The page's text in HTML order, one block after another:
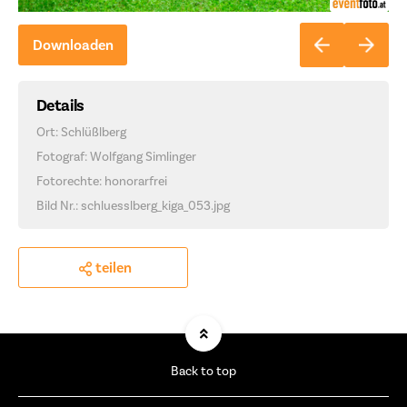
Downloaden
Details
Ort: Schlüßlberg
Fotograf: Wolfgang Simlinger
Fotorechte: honorarfrei
Bild Nr.: schluesslberg_kiga_053.jpg
teilen
Back to top